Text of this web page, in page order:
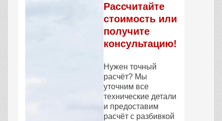
Рассчитайте
стоимость или
получите
консультацию!
Нужен точный
расчёт? Мы
уточним все
технические детали
и предоставим
расчёт с разбивкой